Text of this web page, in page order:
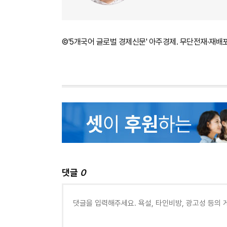
©'5개국어 글로벌 경제신문' 아주경제. 무단전재·재배
댓글 0